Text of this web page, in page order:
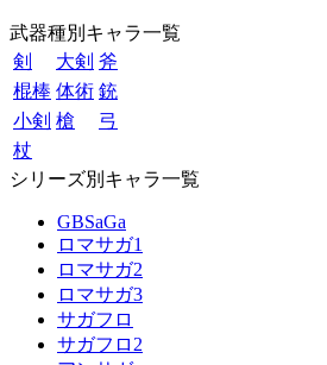
武器種別キャラ一覧
剣
大剣 斧
棍棒 体術 銃
小剣 槍
弓
杖
シリーズ別キャラ一覧
GBSaGa
ロマサガ1
ロマサガ2
ロマサガ3
サガフロ
サガフロ2